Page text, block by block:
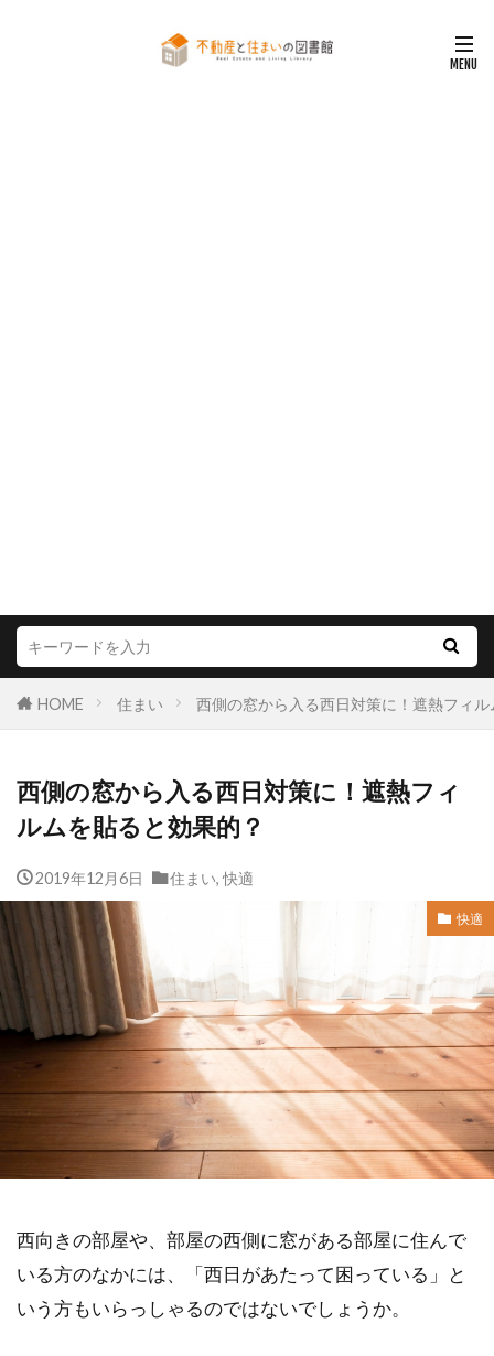
HOME 住まい 西側の窓から入る西日対策に！遮熱フィ
西側の窓から入る西日対策に！遮熱フィ
ルムを貼ると効果的？
2019年12月6日 住まい,快適
快適
西向きの部屋や、部屋の西側に窓がある部屋に住んで
いる方のなかには、「西日があたって困っている」と
いう方もいらっしゃるのではないでしょうか。